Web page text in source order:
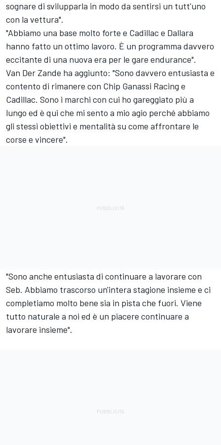
sognare di svilupparla in modo da sentirsi un tutt'uno
con la vettura".
"Abbiamo una base molto forte e Cadillac e Dallara
hanno fatto un ottimo lavoro. È un programma davvero
eccitante di una nuova era per le gare endurance".
Van Der Zande ha aggiunto: "Sono davvero entusiasta e
contento di rimanere con Chip Ganassi Racing e
Cadillac. Sono i marchi con cui ho gareggiato più a
lungo ed è qui che mi sento a mio agio perché abbiamo
gli stessi obiettivi e mentalità su come affrontare le
corse e vincere".
"Sono anche entusiasta di continuare a lavorare con
Seb. Abbiamo trascorso un'intera stagione insieme e ci
completiamo molto bene sia in pista che fuori. Viene
tutto naturale a noi ed è un piacere continuare a
lavorare insieme".